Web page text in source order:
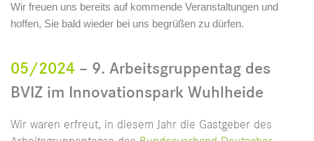
Wir freuen uns bereits auf kommende Veranstaltungen und
hoffen, Sie bald wieder bei uns begrüßen zu dürfen.
05/2024 – 9. Arbeitsgruppentag des
BVIZ im Innovationspark Wuhlheide
Wir waren erfreut, in diesem Jahr die Gastgeber des